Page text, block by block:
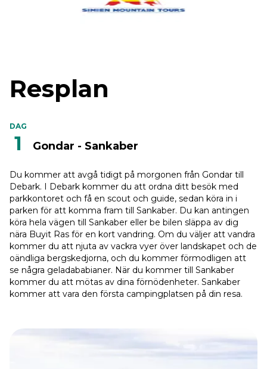
Resplan
DAG
1 Gondar - Sankaber
Du kommer att avgå tidigt på morgonen från Gondar till
Debark. I Debark kommer du att ordna ditt besök med
parkkontoret och få en scout och guide, sedan köra in i
parken för att komma fram till Sankaber. Du kan antingen
köra hela vägen till Sankaber eller be bilen släppa av dig
nära Buyit Ras för en kort vandring. Om du väljer att vandra
kommer du att njuta av vackra vyer över landskapet och de
oändliga bergskedjorna, och du kommer förmodligen att
se några geladababianer. När du kommer till Sankaber
kommer du att mötas av dina förnödenheter. Sankaber
kommer att vara den första campingplatsen på din resa.